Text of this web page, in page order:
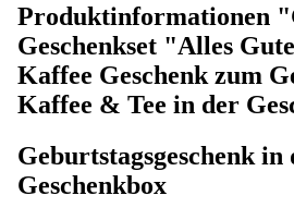
Produktinformationen
Geschenkset "Alles
Kaffee Geschenk zum
Kaffee & Tee in der
Geburtstagsgeschenk in
Geschenkbox